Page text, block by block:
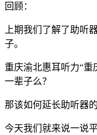
回顾：
上期我们了解了助听
子。
重庆渝北惠耳听力“
一辈子么？
那该如何延长助听器
今天我们就来说一说